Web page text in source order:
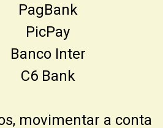
PagBank
PicPay
Banco Inter
C6 Bank
movimentar a conta